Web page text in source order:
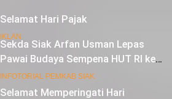
Selamat Hari Pajak
IKLAN
Selamat Memperingati Hari
Sekda Siak Arfan Usman Lepas
Pawai Budaya Sempena HUT RI ke-
79
INFOTORIAL PEMKAB SIAK